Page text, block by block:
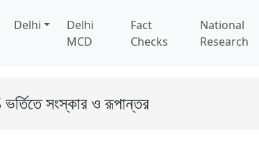
Delhi
Delhi
MCD
Fact
Checks
National
Research
সংস্কার ও রূপান্তর